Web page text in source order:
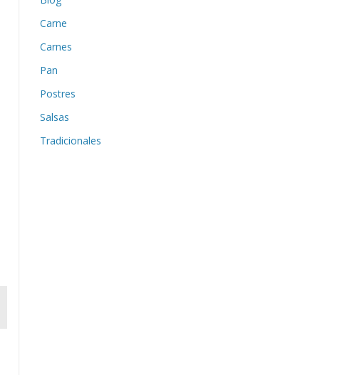
Carne
Carnes
Pan
Postres
Salsas
Tradicionales